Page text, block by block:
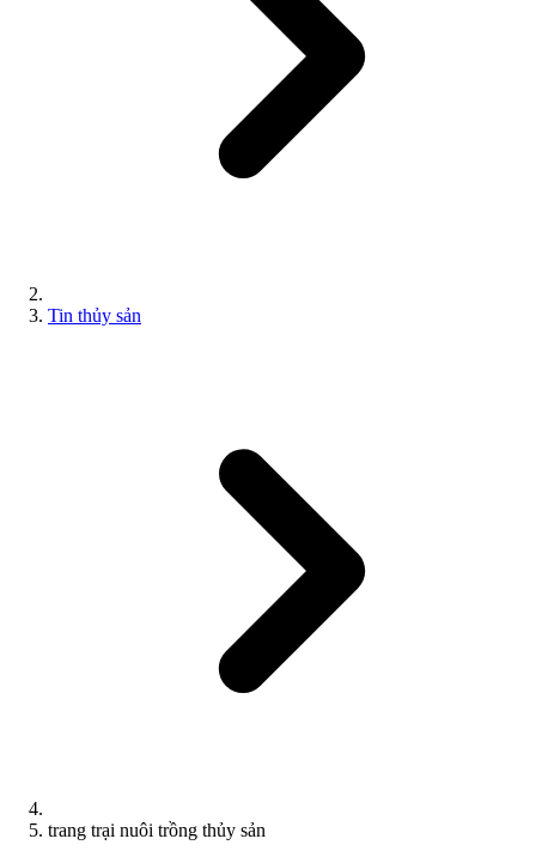
Tin thủy sản
trang trại nuôi trồng thủy sản